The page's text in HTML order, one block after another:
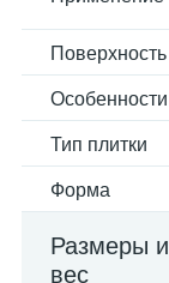
Поверхность
Особенности
Тип плитки
Форма
Размеры и
вес